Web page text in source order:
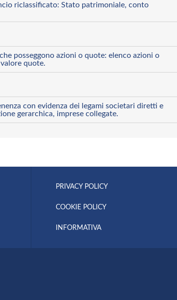
riclassificato: Stato patrimoniale, conto
posseggono azioni o quote: elenco azioni o
quote.
con evidenza dei legami societari diretti e
gerarchica, imprese collegate.
PRIVACY POLICY
COOKIE POLICY
INFORMATIVA